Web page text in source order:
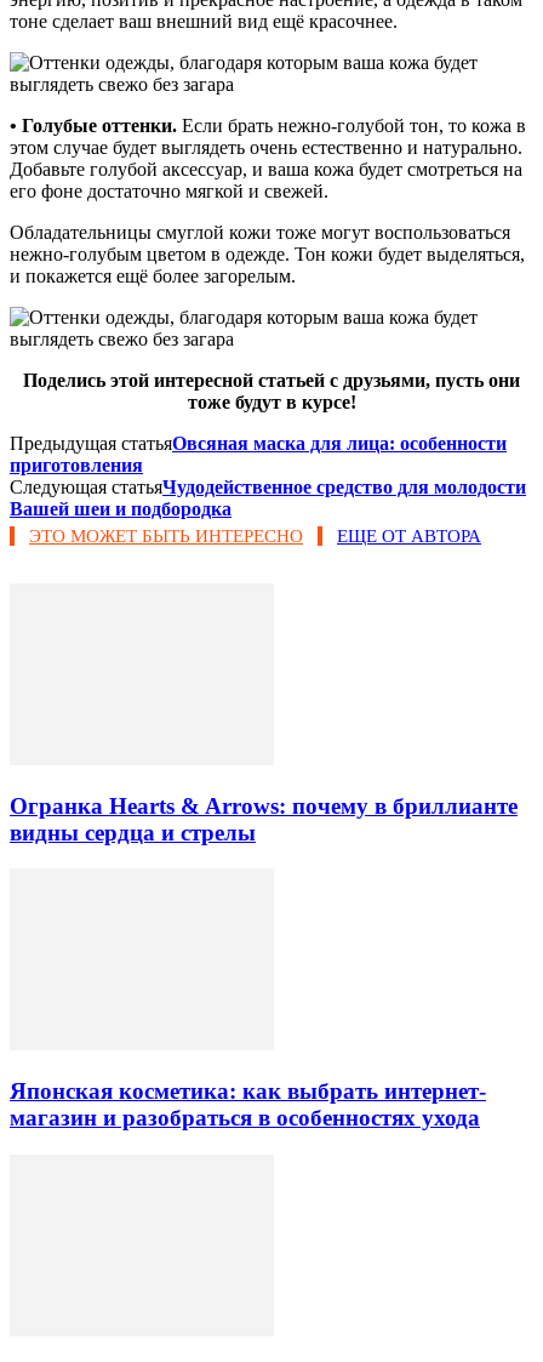
тоне сделает ваш внешний вид ещё красочнее.
• Голубые оттенки. Если брать нежно-голубой тон, то кожа в
этом случае будет выглядеть очень естественно и натурально.
Добавьте голубой аксессуар, и ваша кожа будет смотреться на
его фоне достаточно мягкой и свежей.
Обладательницы смуглой кожи тоже могут воспользоваться
нежно-голубым цветом в одежде. Тон кожи будет выделяться,
и покажется ещё более загорелым.
Поделись этой интересной статьей с друзьями, пусть они
тоже будут в курсе!
Предыдущая статьяОвсяная маска для лица: особенности
приготовления
Следующая статьяЧудодейственное средство для молодости
Вашей шеи и подбородка
ЭТО МОЖЕТ БЫТЬ ИНТЕРЕСНО ЕЩЕ ОТ АВТОРА
Огранка Hearts & Arrows: почему в бриллианте
видны сердца и стрелы
Японская косметика: как выбрать интернет-
магазин и разобраться в особенностях ухода